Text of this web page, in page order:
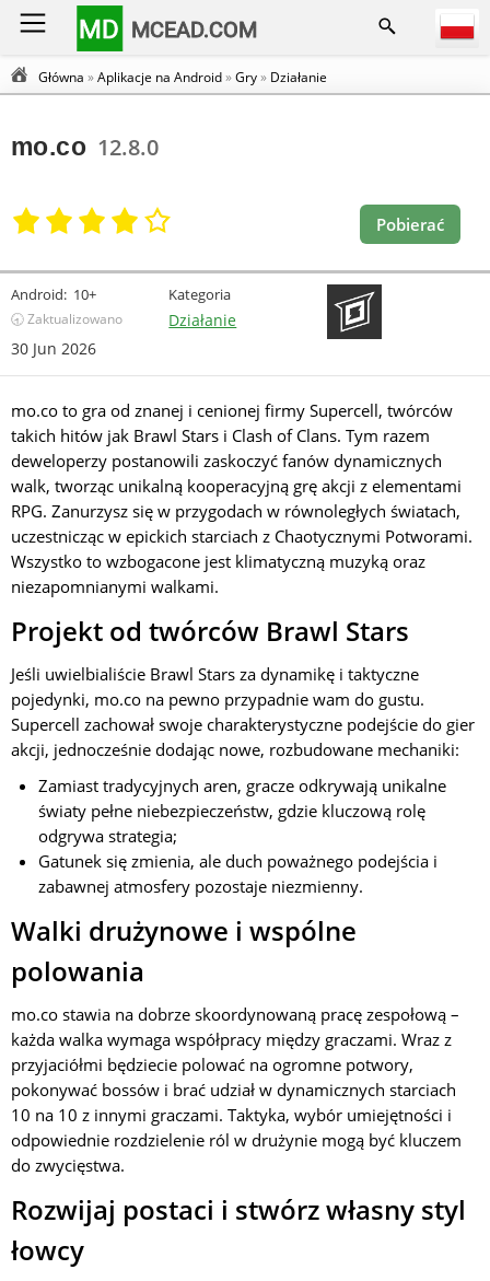
MD MCEAD.COM
Główna »Aplikacje na Android»Gry» Działanie
mo.co 12.8.0
Pobierać
Android: 10+
🕣 Zaktualizowano
30 Jun 2026
Kategoria
Działanie
mo.co to gra od znanej i cenionej firmy Supercell, twórców
takich hitów jak Brawl Stars i Clash of Clans. Tym razem
deweloperzy postanowili zaskoczyć fanów dynamicznych
walk, tworząc unikalną kooperacyjną grę akcji z elementami
RPG. Zanurzysz się w przygodach w równoległych światach,
uczestnicząc w epickich starciach z Chaotycznymi Potworami.
Wszystko to wzbogacone jest klimatyczną muzyką oraz
niezapomnianymi walkami.
Projekt od twórców Brawl Stars
Jeśli uwielbialiście Brawl Stars za dynamikę i taktyczne
pojedynki, mo.co na pewno przypadnie wam do gustu.
Supercell zachował swoje charakterystyczne podejście do gier
akcji, jednocześnie dodając nowe, rozbudowane mechaniki:
Zamiast tradycyjnych aren, gracze odkrywają unikalne
światy pełne niebezpieczeństw, gdzie kluczową rolę
odgrywa strategia;
Gatunek się zmienia, ale duch poważnego podejścia i
zabawnej atmosfery pozostaje niezmienny.
Walki drużynowe i wspólne
polowania
mo.co stawia na dobrze skoordynowaną pracę zespołową –
każda walka wymaga współpracy między graczami. Wraz z
przyjaciółmi będziecie polować na ogromne potwory,
pokonywać bossów i brać udział w dynamicznych starciach
10 na 10 z innymi graczami. Taktyka, wybór umiejętności i
odpowiednie rozdzielenie ról w drużynie mogą być kluczem
do zwycięstwa.
Rozwijaj postaci i stwórz własny styl
łowcy